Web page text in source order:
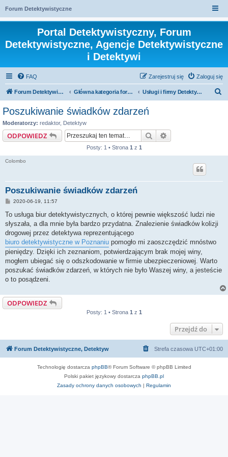
Forum Detektywistyczne
Portal Detektywistyczny, Forum
Detektywistyczne, Agencje Detektywistyczne
i Detektywi
FAQ Zaloguj się
Zarejestruj się
Forum Detektywistyczne, Detektyw Główna kategoria forum Usługi i firmy Detektywistyczne w Polsce
Poszukiwanie świadków zdarzeń
Moderatorzy: redaktor, Detektyw
ODPOWIEDZ Szukaj
Posty: 1 • Strona 1 z 1
Colombo
Poszukiwanie świadków zdarzeń
P
s
2020-06-19, 11:57
To usługa biur detektywistycznych, o której pewnie większość ludzi nie
słyszała, a dla mnie była bardzo przydatna. Znalezienie świadków kolizji
drogowej przez detektywa reprezentującego
biuro detektywistyczne w Poznaniu pomogło mi zaoszczędzić mnóstwo
pieniędzy. Dzięki ich zeznaniom, potwierdzającym brak mojej winy,
mogłem ubiegać się o odszkodowanie w firmie ubezpieczeniowej. Warto
poszukać świadków zdarzeń, w których nie było Waszej winy, a jesteście
o to posądzeni.
ODPOWIEDZ
Posty: 1 • Strona 1 z 1
Przejdź do
Forum Detektywistyczne, Detektyw Strefa czasowa UTC+01:00
Technologię dostarcza phpBB® Forum Software © phpBB Limited
Polski pakiet językowy dostarcza phpBB.pl
Zasady ochrony danych osobowych | Regulamin